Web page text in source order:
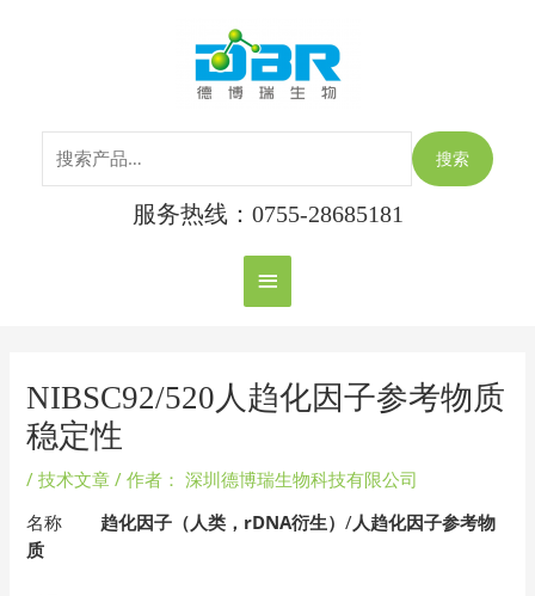
主
菜
单
搜索
服务热线：0755-28685181
NIBSC92/520人趋化因子参考物质
稳定性
/技术文章 / 作者： 深圳德博瑞生物科技有限公司
名称
趋化因子（人类，rDNA衍生）/人趋化因子参考物
质